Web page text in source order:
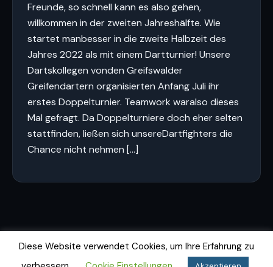
Freunde, so schnell kann es also gehen,
willkommen in der zweiten Jahreshälfte. Wie
startet manbesser in die zweite Halbzeit des
Jahres 2022 als mit einem Dartturnier! Unsere
Dartskollegen vonden Greifswalder
Greifendartern organisierten Anfang Juli ihr
erstes Doppelturnier. Teamwork waralso dieses
Mal gefragt. Da Doppelturniere doch eher selten
stattfinden, ließen sich unsereDartfighters die
Chance nicht nehmen […]
Diese Website verwendet Cookies, um Ihre Erfahrung zu